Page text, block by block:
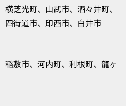
芝光町、山武市、酒々井町、
街道市、 印西市、白井市
稲敷市、河内町、利根町、龍ヶ